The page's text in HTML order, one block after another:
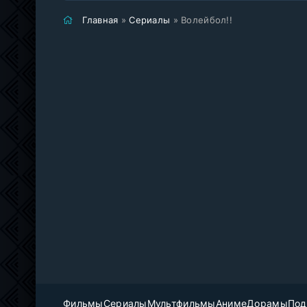
Главная »Сериалы » Волейбол!!
ФильмыСериалыМультфильмыАнимеДорамы